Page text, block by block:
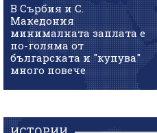
В Сърбия и С.
Македония
минималната заплата е
по-голяма от
българската и "купува"
много повече